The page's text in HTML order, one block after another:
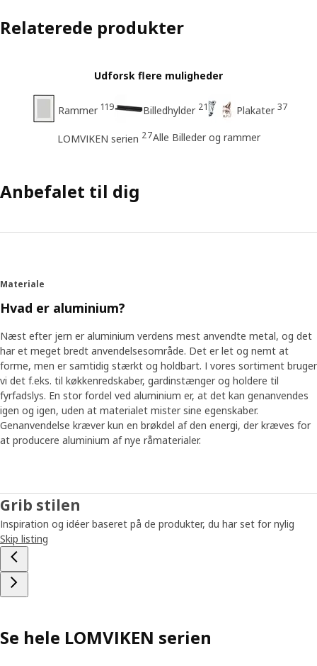
Relaterede produkter
Udforsk flere muligheder
Rammer 119 Billedhylder 21 Plakater 37
LOMVIKEN serien 27Alle Billeder og rammer
Anbefalet til dig
Materiale
Hvad er aluminium?
Næst efter jern er aluminium verdens mest anvendte metal, og det
har et meget bredt anvendelsesområde. Det er let og nemt at
forme, men er samtidig stærkt og holdbart. I vores sortiment bruger
vi det f.eks. til køkkenredskaber, gardinstænger og holdere til
fyrfadslys. En stor fordel ved aluminium er, at det kan genanvendes
igen og igen, uden at materialet mister sine egenskaber.
Genanvendelse kræver kun en brøkdel af den energi, der kræves for
at producere aluminium af nye råmaterialer.
Grib stilen
Inspiration og idéer baseret på de produkter, du har set for nylig
Skip listing
Se hele LOMVIKEN serien